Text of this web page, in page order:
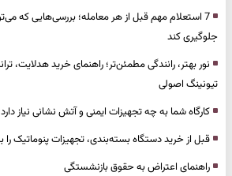
7 استعلام مهم قبل از هر معامله؛ بررسی‌هایی که
جلوگیری کند
نور بهتر، رانندگی مطمئن‌تر؛ راهنمای خرید هدلایت،
تیونینگ اصولی
کارگاه شما به چه تجهیزات ایمنی و آتش نشانی نیاز
قبل از خرید دستگاه بسته‌بندی، تجهیزات پنوماتیک را
راهنمای اعتراض به حقوق بازنشستگی